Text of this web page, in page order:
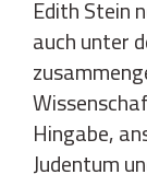
Edith Stein
auch unter
Hingabe,
Judentum